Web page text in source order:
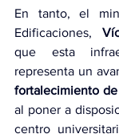
En tanto, el
Edificaciones,
que esta
fortalecimiento
al poner a
centro